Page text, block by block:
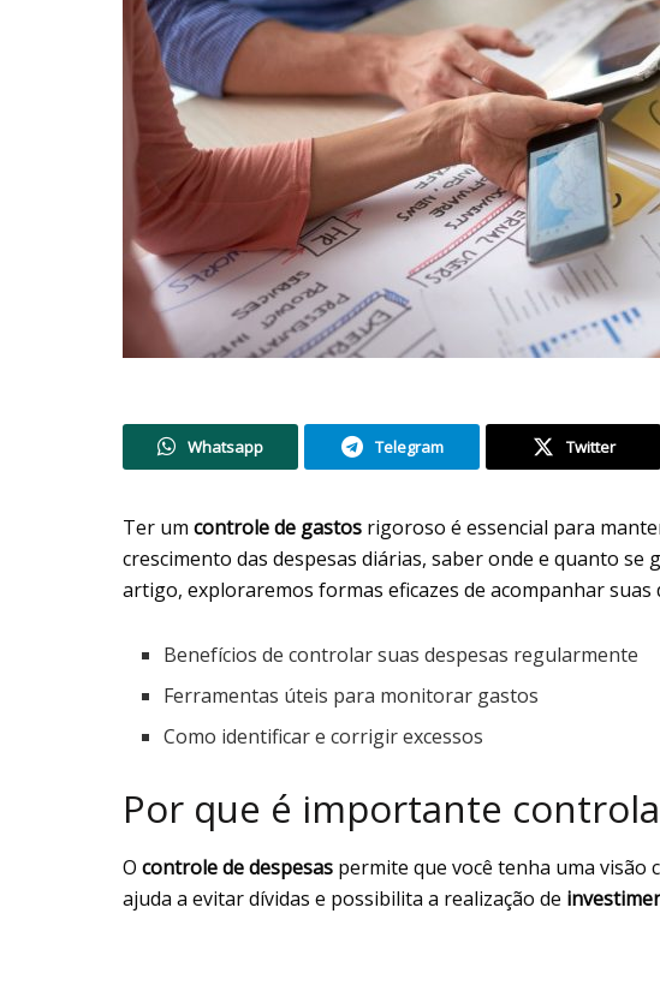
Whatsapp Telegram Twitter
Ter um controle de gastos rigoroso é essencial para
crescimento das despesas diárias, saber onde e quanto se
artigo, exploraremos formas eficazes de acompanhar suas
Benefícios de controlar suas despesas regularmente
Ferramentas úteis para monitorar gastos
Como identificar e corrigir excessos
Por que é importante
O controle de despesas permite que você tenha uma visão
ajuda a evitar dívidas e possibilita a realização de